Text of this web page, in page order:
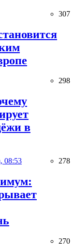
307
298
в
08:53 278
270